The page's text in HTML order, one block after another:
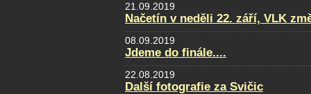
21.09.2019
Načetín v neděli 22. září, VLK
08.09.2019
Jdeme do finále....
22.08.2019
Další fotografie za Svičic